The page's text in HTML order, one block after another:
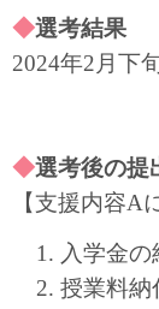
◆選考結果
2024年2月下
◆選考後の提
【支援内容A
入学金
授業料